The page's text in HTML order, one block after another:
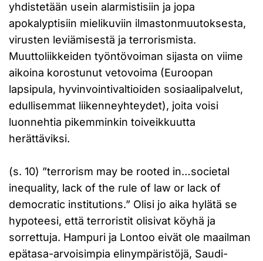
yhdistetään usein alarmistisiin ja jopa
apokalyptisiin mielikuviin ilmastonmuutoksesta,
virusten leviämisestä ja terrorismista.
Muuttoliikkeiden työntövoiman sijasta on viime
aikoina korostunut vetovoima (Euroopan
lapsipula, hyvinvointivaltioiden sosiaalipalvelut,
edullisemmat liikenneyhteydet), joita voisi
luonnehtia pikemminkin toiveikkuutta
herättäviksi.
(s. 10) ”terrorism may be rooted in…societal
inequality, lack of the rule of law or lack of
democratic institutions.” Olisi jo aika hylätä se
hypoteesi, että terroristit olisivat köyhä ja
sorrettuja. Hampuri ja Lontoo eivät ole maailman
epätasa-arvoisimpia elinympäristöjä, Saudi-